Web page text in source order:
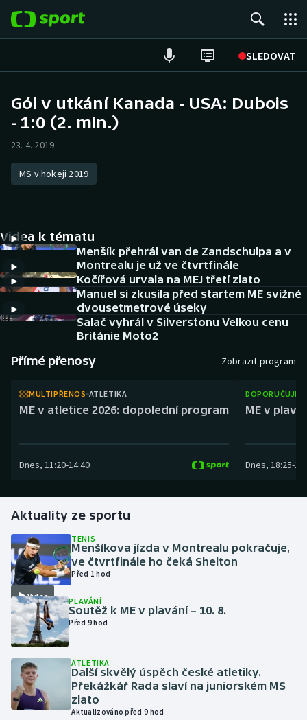
SLEDOVAT
ME v plavání
Hokej
DALŠÍ SPORTY
Americký fotbal
Atletika
Biatlon
Curling
Cyklistika
Dostihy
Florbal
Futsal
Golf
Gymnastika
NEPŘEHLÉDNĚTE
Soutěže
AZ kvíz
Gól v utkání Kanada - USA: Dubois
- 1:0 (2. min.)
23. 4. 2019
MS v hokeji 2019
Videa k tématu
Menšík přehrál van de Zandschulpa a v
Montrealu je už ve čtvrtfinále
Kočířová urvala na MEJ třetí zlato
Manuel si zkusila před startem ME svižné
dvousetmetrové úseky
Salač vyhrál v Silverstonu Velkou cenu
Británie Moto2
Přímé přenosy Zobrazit program
MULTIPŘENOS ATLETIKA
ME v atletice 2026: dopolední program
Dnes, 11:20-14:40
ME v
Dnes, 18:25-
Aktuality ze sportu
Video
TENIS
Menšíkova jízda v Montrealu pokračuje,
ve čtvrtfinále ho čeká Shelton
Před 1 hod
PLAVÁNÍ
Soutěž k ME v plavání – 10. 8.
Před 9 hod
ATLETIKA
Další skvělý úspěch české atletiky.
Překážkář Rada slaví na juniorském MS
zlato
Aktualizováno před 9 hod